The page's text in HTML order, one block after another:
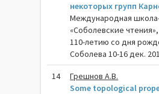
некоторых групп
Международная
«Соболевские
110-летию со дня
Соболева 10-16 дек.
14
Грешнов А.В.
Some topological